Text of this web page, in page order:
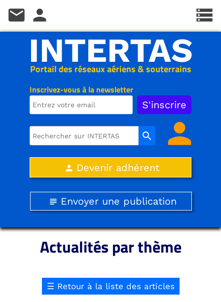
Inscrivez-vous à la newsletter
Portail des réseaux aériens & souterrains
INTERTAS
search person
person Devenir adhérent
subject Envoyer une publication
Actualités par thème
☰ Retour à la liste des articles
storage
mail person